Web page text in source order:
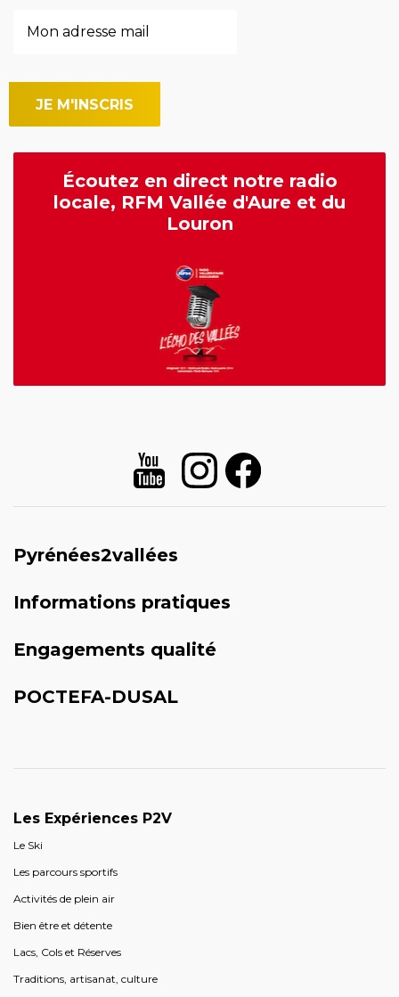
Écoutez en direct notre radio
locale, RFM Vallée d'Aure et du
Louron
Pyrénées2vallées
Informations pratiques
Engagements qualité
POCTEFA-DUSAL
Les Expériences P2V
Le Ski
Les parcours sportifs
Activités de plein air
Bien être et détente
Lacs, Cols et Réserves
Traditions, artisanat, culture